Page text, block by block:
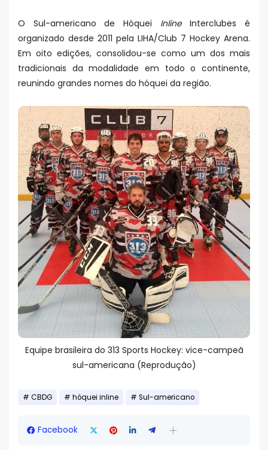
O Sul-americano de Hóquei InlineInterclubes é
organizado desde 2011 pela LIHA/Club 7 Hockey Arena.
Em oito edições, consolidou-se como um dos mais
tradicionais da modalidade em todo o continente,
reunindo grandes nomes do hóquei da região.
Equipe brasileira do 313 Sports Hockey: vice-campeã
sul-americana (Reprodução)
CBDG hóquei inline Sul-americano
Facebook